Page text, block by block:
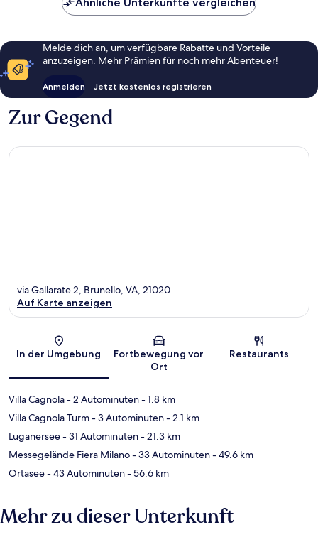
Melde dich an, um verfügbare Rabatte und Vorteile
anzuzeigen. Mehr Prämien für noch mehr Abenteuer!
Anmelden Jetzt kostenlos registrieren
Zur Gegend
Karte
via Gallarate 2, Brunello, VA, 21020
Auf Karte anzeigen
In der Umgebung
Fortbewegung vor
Ort
Restaurants
Villa Cagnola- 2 Autominuten- 1.8 km
Villa Cagnola Turm- 3 Autominuten- 2.1 km
Luganersee- 31 Autominuten- 21.3 km
Messegelände Fiera Milano- 33 Autominuten- 49.6 km
Ortasee- 43 Autominuten- 56.6 km
Mehr zu dieser Unterkunft